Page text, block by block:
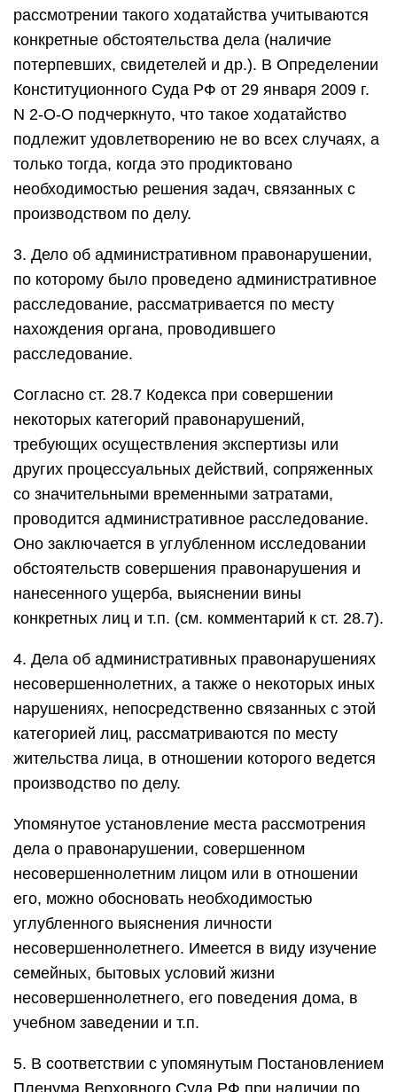
рассмотрении такого ходатайства учитываются
конкретные обстоятельства дела (наличие
потерпевших, свидетелей и др.). В Определении
Конституционного Суда РФ от 29 января 2009 г.
N 2-О-О подчеркнуто, что такое ходатайство
подлежит удовлетворению не во всех случаях, а
только тогда, когда это продиктовано
необходимостью решения задач, связанных с
производством по делу.
3. Дело об административном правонарушении,
по которому было проведено административное
расследование, рассматривается по месту
нахождения органа, проводившего
расследование.
Согласно ст. 28.7 Кодекса при совершении
некоторых категорий правонарушений,
требующих осуществления экспертизы или
других процессуальных действий, сопряженных
со значительными временными затратами,
проводится административное расследование.
Оно заключается в углубленном исследовании
обстоятельств совершения правонарушения и
нанесенного ущерба, выяснении вины
конкретных лиц и т.п. (см. комментарий к ст. 28.7).
4. Дела об административных правонарушениях
несовершеннолетних, а также о некоторых иных
нарушениях, непосредственно связанных с этой
категорией лиц, рассматриваются по месту
жительства лица, в отношении которого ведется
производство по делу.
Упомянутое установление места рассмотрения
дела о правонарушении, совершенном
несовершеннолетним лицом или в отношении
его, можно обосновать необходимостью
углубленного выяснения личности
несовершеннолетнего. Имеется в виду изучение
семейных, бытовых условий жизни
несовершеннолетнего, его поведения дома, в
учебном заведении и т.п.
5. В соответствии с упомянутым Постановлением
Пленума Верховного Суда РФ при наличии по